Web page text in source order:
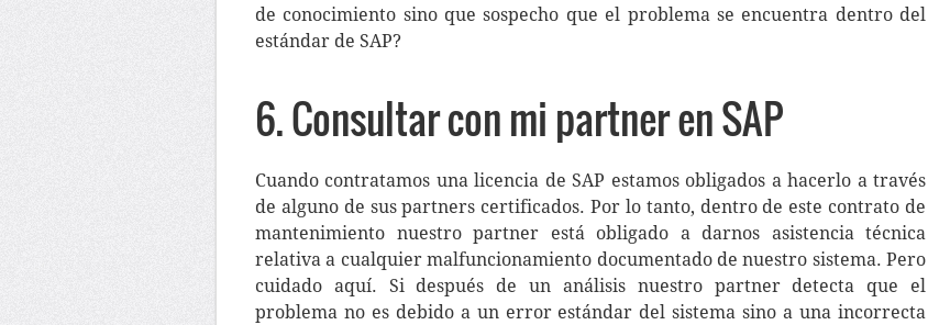
de conocimiento sino que sospecho que el problema se encuentra dentro del
estándar de SAP?
6. Consultar con mi partner en SAP
Cuando contratamos una licencia de SAP estamos obligados a hacerlo a través
de alguno de sus partners certificados. Por lo tanto, dentro de este contrato de
mantenimiento nuestro partner está obligado a darnos asistencia técnica
relativa a cualquier malfuncionamiento documentado de nuestro sistema. Pero
cuidado aquí. Si después de un análisis nuestro partner detecta que el
problema no es debido a un error estándar del sistema sino a una incorrecta